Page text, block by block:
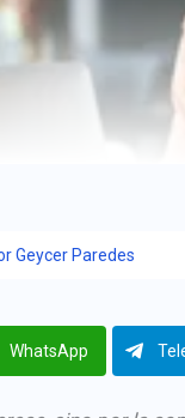
Geycer Paredes
WhatsApp